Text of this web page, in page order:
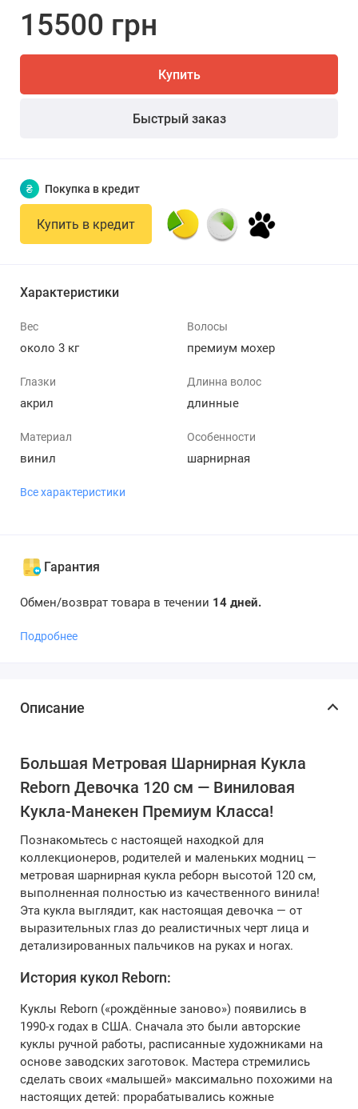
15500 грн
Купить
Быстрый заказ
₴ Покупка в кредит
Купить в кредит
Характеристики
Вес
около 3 кг
Волосы
премиум мохер
Глазки
акрил
Длинна волос
длинные
Материал
винил
Особенности
шарнирная
Все характеристики
Гарантия
Обмен/возврат товара в течении 14 дней.
Подробнее
Описание
Большая Метровая Шарнирная Кукла
Reborn Девочка 120 см — Виниловая
Кукла-Манекен Премиум Класса!
Познакомьтесь с настоящей находкой для
коллекционеров, родителей и маленьких модниц —
метровая шарнирная кукла реборн высотой 120 см,
выполненная полностью из качественного винила!
Эта кукла выглядит, как настоящая девочка — от
выразительных глаз до реалистичных черт лица и
детализированных пальчиков на руках и ногах.
История кукол Reborn:
Куклы Reborn («рождённые заново») появились в
1990-х годах в США. Сначала это были авторские
куклы ручной работы, расписанные художниками на
основе заводских заготовок. Мастера стремились
сделать своих «малышей» максимально похожими на
настоящих детей: прорабатывались кожные